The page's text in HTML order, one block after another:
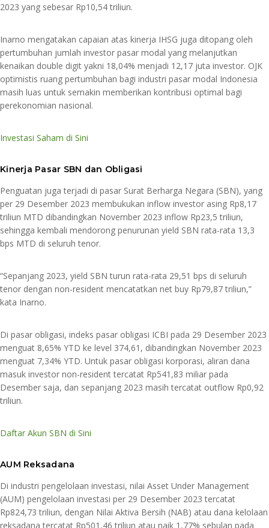
2023 yang sebesar Rp10,54 triliun.
Inarno mengatakan capaian atas kinerja IHSG juga ditopang oleh
pertumbuhan jumlah investor pasar modal yang melanjutkan
kenaikan double digit yakni 18,04% menjadi 12,17 juta investor. OJK
optimistis ruang pertumbuhan bagi industri pasar modal Indonesia
masih luas untuk semakin memberikan kontribusi optimal bagi
perekonomian nasional.
Investasi Saham di Sini
Kinerja Pasar SBN dan Obligasi
Penguatan juga terjadi di pasar Surat Berharga Negara (SBN), yang
per 29 Desember 2023 membukukan inflow investor asing Rp8,17
triliun MTD dibandingkan November 2023 inflow Rp23,5 triliun,
sehingga kembali mendorong penurunan yield SBN rata-rata 13,3
bps MTD di seluruh tenor.
“Sepanjang 2023, yield SBN turun rata-rata 29,51 bps di seluruh
tenor dengan non-resident mencatatkan net buy Rp79,87 triliun,”
kata Inarno.
Di pasar obligasi, indeks pasar obligasi ICBI pada 29 Desember 2023
menguat 8,65% YTD ke level 374,61, dibandingkan November 2023
menguat 7,34% YTD. Untuk pasar obligasi korporasi, aliran dana
masuk investor non-resident tercatat Rp541,83 miliar pada
Desember saja, dan sepanjang 2023 masih tercatat outflow Rp0,92
triliun.
Daftar Akun SBN di Sini
AUM Reksadana
Di industri pengelolaan investasi, nilai Asset Under Management
(AUM) pengelolaan investasi per 29 Desember 2023 tercatat
Rp824,73 triliun, dengan Nilai Aktiva Bersih (NAB) atau dana kelolaan
reksadana tercatat Rp501,46 triliun atau naik 1,77% sebulan pada